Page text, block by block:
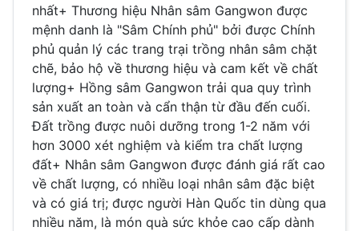
nhất+ Thương hiệu Nhân sâm Gangwon được
mệnh danh là "Sâm Chính phủ" bởi được Chính
phủ quản lý các trang trại trồng nhân sâm chặt
chẽ, bảo hộ về thương hiệu và cam kết về chất
lượng+ Hồng sâm Gangwon trải qua quy trình
sản xuất an toàn và cẩn thận từ đầu đến cuối.
Đất trồng được nuôi dưỡng trong 1-2 năm với
hơn 3000 xét nghiệm và kiểm tra chất lượng
đất+ Nhân sâm Gangwon được đánh giá rất cao
về chất lượng, có nhiều loại nhân sâm đặc biệt
và có giá trị; được người Hàn Quốc tin dùng qua
nhiều năm, là món quà sức khỏe cao cấp dành